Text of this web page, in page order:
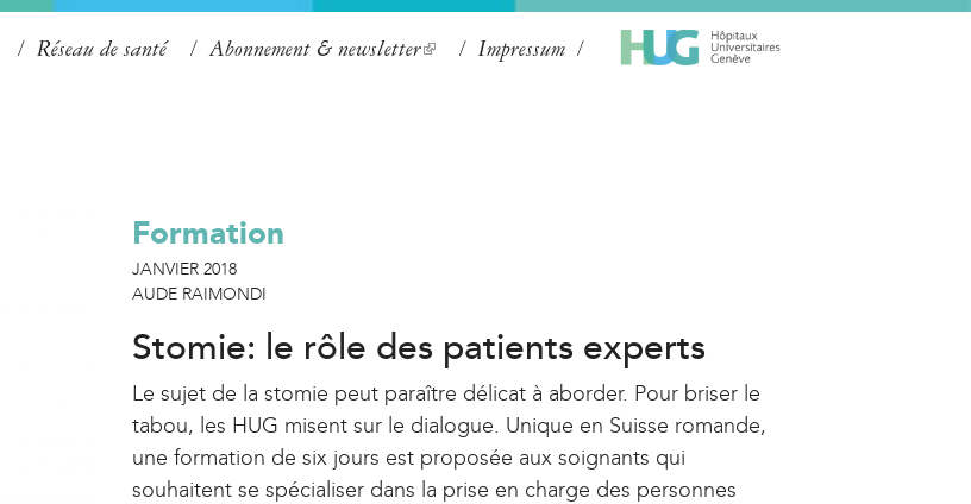
au
Réseau de santé Abonnement & newsletter(
e
r
n
Impressum
Formation
JANVIER 2018
AUDE RAIMONDI
Stomie: le rôle des patients experts
Le sujet de la stomie peut paraître délicat à aborder. Pour briser le
tabou, les HUG misent sur le dialogue. Unique en Suisse romande,
une formation de six jours est proposée aux soignants qui
souhaitent se spécialiser dans la prise en charge des personnes